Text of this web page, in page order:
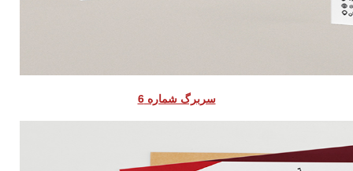
سربرگ شماره 6